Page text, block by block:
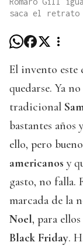
saca el retrato
El invento este
quedarse. Ya
tradicional
bastantes años
ello, pero
americanos y
gasto, no falla.
marcada de la
Noel, para ellos
Black Friday.